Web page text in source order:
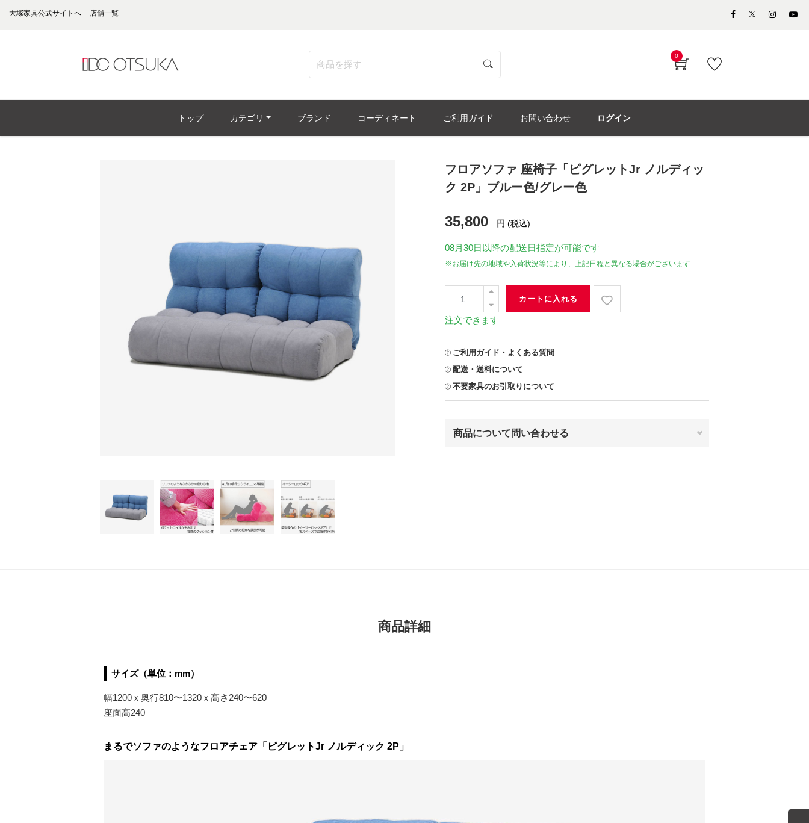
大塚家具公式サイトへ 店舗一覧
0
トップ カテゴリ ブランド コーディネート ご利用ガイド お問い合わせ ログイン
フロアソファ 座椅子「ピグレットJr ノルディッ
ク 2P」ブルー色/グレー色
35,800 円 (税込)
08月30日 以降の配送日指定が可能です
※お届け先の地域や入荷状況等により、上記日程と異なる場合がございます
カートに入れる
注文できます
ご利用ガイド・よくある質問
配送・送料について
不要家具のお引取りについて
商品について問い合わせる
商品詳細
サイズ（単位：mm）
幅1200ｘ奥行810〜1320ｘ高さ240〜620
座面高240
まるでソファのようなフロアチェア「ピグレットJr ノルディック 2P」